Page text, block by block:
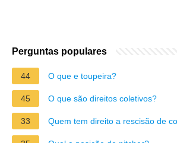
Perguntas populares
44 O que e toupeira?
45 O que são direitos coletivos?
33 Quem tem direito a rescisão de